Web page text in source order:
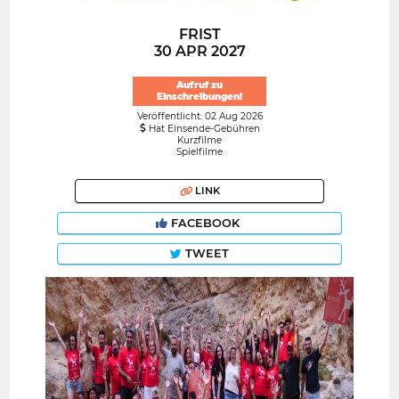
FRIST
30 APR 2027
Aufruf zu
Einschreibungen!
Veröffentlicht: 02 Aug 2026
Hat Einsende-Gebühren
Kurzfilme
Spielfilme
LINK
FACEBOOK
TWEET